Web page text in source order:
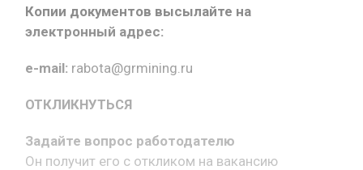
Копии документов высылайте на
электронный адрес:
e-mail: rabota@grmining.ru
ОТКЛИКНУТЬСЯ
Задайте вопрос работодателю
Он получит его с откликом на вакансию